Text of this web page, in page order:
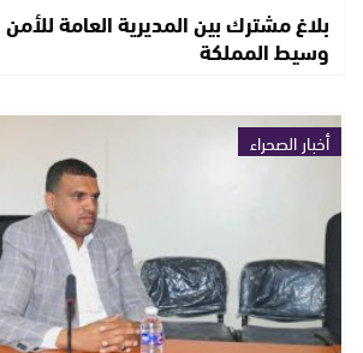
بلاغ مشترك بين المديرية العامة
وسيط المملكة
أخبار الصحراء